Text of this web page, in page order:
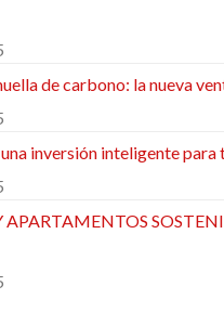
de carbono: la nueva
inversión inteligente para
APARTAMENTOS